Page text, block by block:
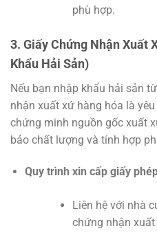
phù hợp.
3. Giấy Chứng Nhận Xuất
Khẩu Hải Sản)
Nếu bạn nhập khẩu hải sản
nhận xuất xứ hàng hóa là
chứng minh nguồn gốc xuất
bảo chất lượng và tính hợp
Quy trình xin cấp giấy
Liên hệ với nhà
chứng nhận